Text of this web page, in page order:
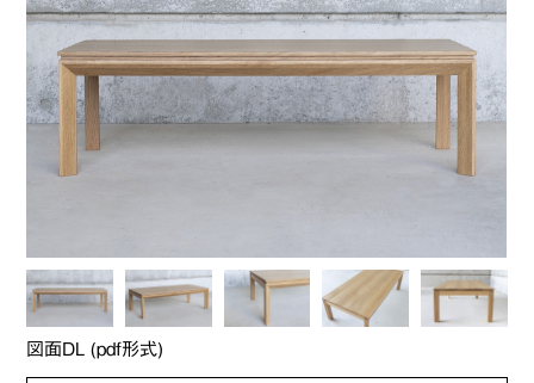
図面DL (pdf形式)